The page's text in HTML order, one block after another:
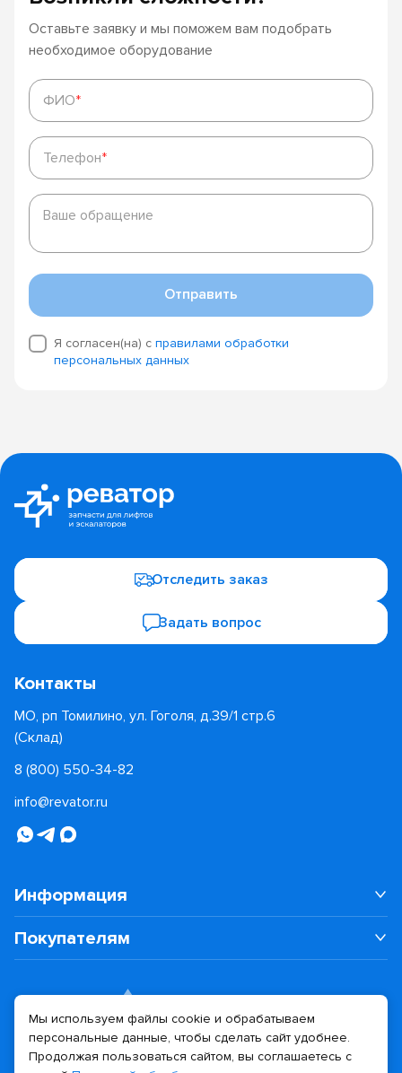
Оставьте заявку и мы поможем вам подобрать
необходимое оборудование
ФИО*
ФИО*
Телефон*
Телефон*
Ваше
обращение
Ваше обращение
Отправить
Я согласен(на) с правилами обработки
персональных данных
Отследить заказ
Задать вопрос
Контакты
МО, рп Томилино, ул. Гоголя, д.39/1 стр.6
(Склад)
8 (800) 550-34-82
info@revator.ru
Информация
Покупателям
Дизайн сайта Разработка сайта
Мы используем файлы cookie и обрабатываем
персональные данные, чтобы сделать сайт удобнее.
Продолжая пользоваться сайтом, вы соглашаетесь с